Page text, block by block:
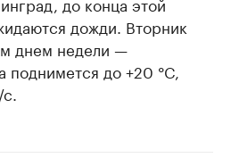
дожди. Вторник
днем недели —
поднимется до +20 °C,